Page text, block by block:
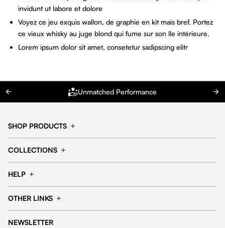
invidunt ut labore et dolore
Voyez ce jeu exquis wallon, de graphie en kit mais bref. Portez
ce vieux whisky au juge blond qui fume sur son île intérieure.
Lorem ipsum dolor sit amet, consetetur sadipscing elitr
Unmatched Performance
SHOP PRODUCTS
Cap
Shorts
Pants
COLLECTIONS
14fourteen collection
Football collection
Tennis collection
HELP
Track your order
Help Center
Contact us
OTHER LINKS
My account
Edit Account
NEWSLETTER